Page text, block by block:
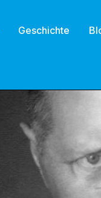
Geschichte